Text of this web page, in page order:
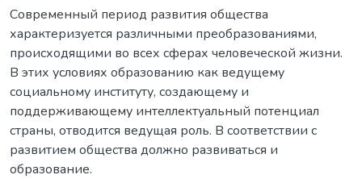
Современный период развития общества
характеризуется различными преобразованиями,
происходящими во всех сферах человеческой жизни.
В этих условиях образованию как ведущему
социальному институту, создающему и
поддерживающему интеллектуальный потенциал
страны, отводится ведущая роль. В соответствии с
развитием общества должно развиваться и
образование.